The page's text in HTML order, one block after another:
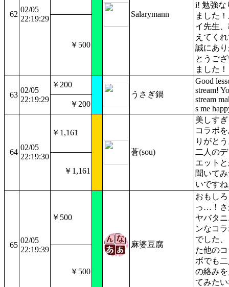
62
02/05
22:19:29
Salarymann
i! 勉強な
ました
イ先生
えてく
誠にあ
とうご
ました！
￥500
63
02/05
22:19:29
￥200
うさぎ鍋
Good
stream!
stream
s me
￥200
64
02/05
22:19:30
￥1,161
蒼(sou)
美しす
コラボ
りがと
二人の
エット
聞いて
いです
￥1,161
65
02/05
22:19:39
￥500
麻婆豆腐
おもしろ
っ…！さ
ヤバタ
ンなコ
でした
た他の
ボでも
の絡み
てみた
￥500